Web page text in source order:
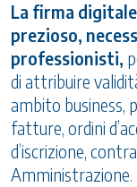
La firma digitale
prezioso,
professionisti,
di attribuire
ambito business,
fatture, ordini
d’iscrizione,
Amministrazione.